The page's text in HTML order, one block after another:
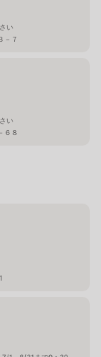
い
－７
い
６８